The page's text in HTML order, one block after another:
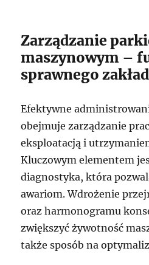
Zarządzanie
maszynowym –
sprawnego
Efektywne
obejmuje zarządzanie
eksploatacją i
Kluczowym elementem
diagnostyka, która
awariom. Wdrożenie
oraz harmonogramu
zwiększyć żywotność
także sposób na